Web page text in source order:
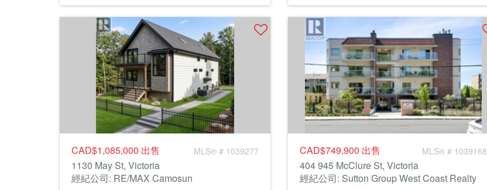
CAD$1,085,000 出售 MLS® # 1039277
1130 May St, Victoria
經紀公司: RE/MAX Camosun
CAD$749,900 出售 MLS® # 1039168
404 945 McClure St, Victoria
經紀公司: Sutton Group West Coast Realty